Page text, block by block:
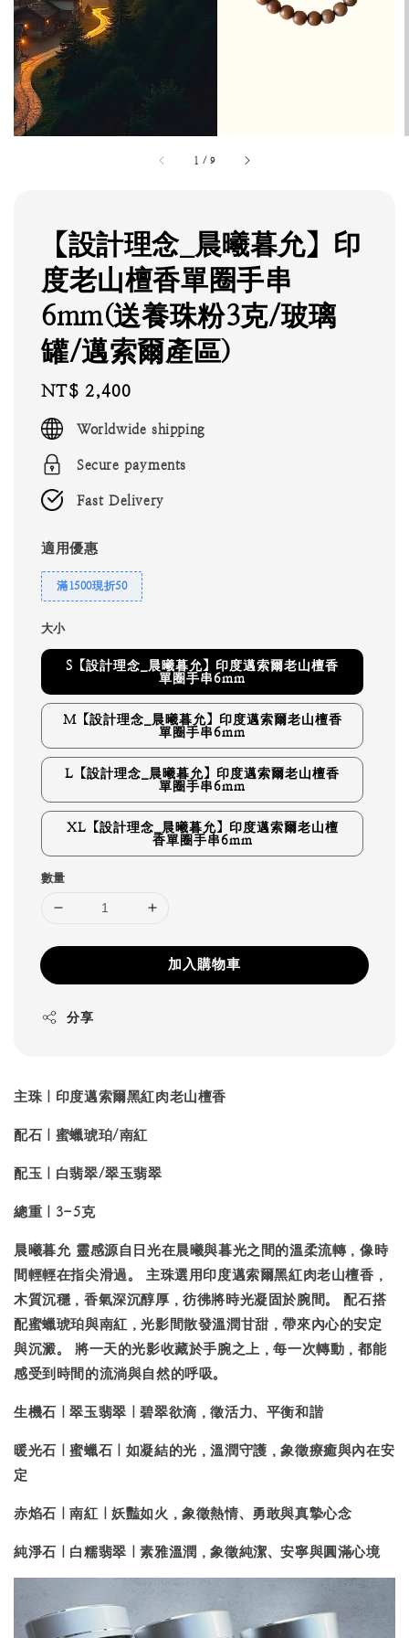
1 /9
【設計理念_晨曦暮允】印
度老山檀香單圈手串
6mm(送養珠粉3克/玻璃
罐/邁索爾產區)
Regular
price
NT$ 2,400
Worldwide shipping
Secure payments
Fast Delivery
適用優惠
滿1500現折50
大小
S【設計理念_晨曦暮允】印度邁索爾老山檀香
單圈手串6mm
M【設計理念_晨曦暮允】印度邁索爾老山檀香
單圈手串6mm
L【設計理念_晨曦暮允】印度邁索爾老山檀香
單圈手串6mm
XL【設計理念_晨曦暮允】印度邁索爾老山檀
香單圈手串6mm
數量
加入購物車
分享
主珠｜印度邁索爾黑紅肉老山檀香
配石｜蜜蠟琥珀/南紅
配玉｜白翡翠/翠玉翡翠
總重 3-5克
晨曦暮允靈感源自日光在晨曦與暮光之間的溫柔流轉，像時
間輕輕在指尖滑過。 主珠選用印度邁索爾黑紅肉老山檀香，
木質沉穩，香氣深沉醇厚，彷彿將時光凝固於腕間。 配石搭
配蜜蠟琥珀與南紅，光影間散發溫潤甘甜，帶來內心的安定
與沉澱。 將一天的光影收藏於手腕之上，每一次轉動，都能
感受到時間的流淌與自然的呼吸。
生機石｜翠玉翡翠｜碧翠欲滴，徵活力、平衡和諧
暖光石｜蜜蠟石｜ 如凝結的光，溫潤守護，象徵療癒與內在安
定
赤焰石｜南紅｜妖豔如火，象徵熱情、勇敢與真摯心念
純淨石｜白糯翡翠 ｜素雅溫潤，象徵純潔、安寧與圓滿心境